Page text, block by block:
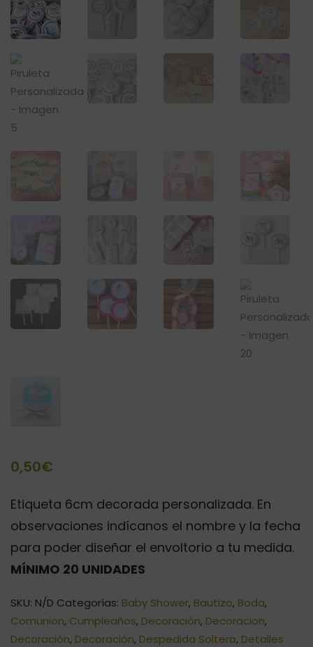
0,50€
Etiqueta 6cm decorada personalizada. En
observaciones indícanos el nombre y la fecha
para poder diseñar el envoltorio a tu medida.
MÍNIMO 20 UNIDADES
SKU: N/D Categorías: Baby Shower, Bautizo, Boda,
Comunion, Cumpleaños, Decoración, Decoracion,
Decoración, Decoración, Despedida Soltero, Detalles